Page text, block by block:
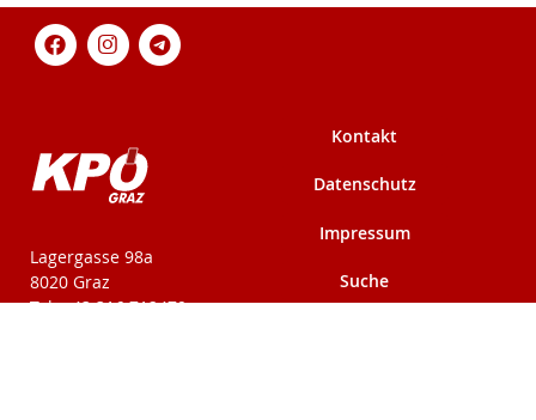
KPÖ-Steiermark
Lagergasse 98a
8020 Graz
Tel: +43 316 712479
Kontakt
Datenschutz
Impressum
Suche